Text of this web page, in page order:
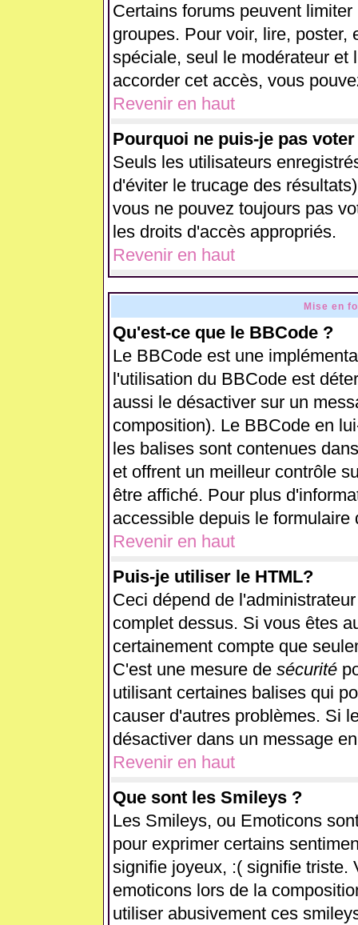
Certains forums peuvent
groupes. Pour voir, lire,
spéciale, seul le modérateur et
accorder cet accès, vous
Revenir en haut
Pourquoi ne puis-je pas
Seuls les utilisateurs
d'éviter le trucage des
vous ne pouvez toujours pas
les droits d'accès appropriés.
Revenir en haut
Mise en
Qu'est-ce que le BBCode ?
Le BBCode est une
l'utilisation du BBCode est
aussi le désactiver sur un
composition). Le BBCode en
les balises sont contenues
et offrent un meilleur contrôle
être affiché. Pour plus
accessible depuis le formulaire
Revenir en haut
Puis-je utiliser le HTML?
Ceci dépend de
complet dessus. Si vous êtes
certainement compte que
C'est une mesure de sécurité
utilisant certaines balises qui
causer d'autres problèmes. Si
désactiver dans un message
Revenir en haut
Que sont les Smileys ?
Les Smileys, ou Emoticons
pour exprimer certains
signifie joyeux, :( signifie triste.
emoticons lors de la
utiliser abusivement ces